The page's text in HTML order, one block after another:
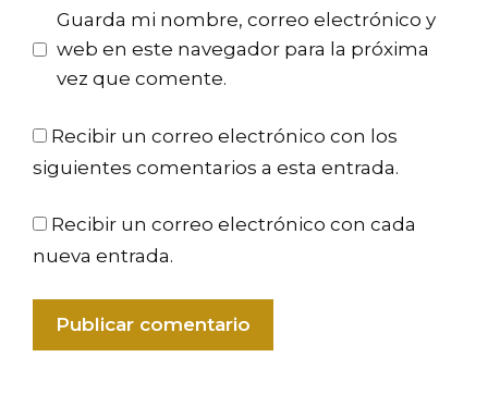
Guarda mi nombre, correo electrónico y
web en este navegador para la próxima
vez que comente.
Recibir un correo electrónico con los
siguientes comentarios a esta entrada.
Recibir un correo electrónico con cada
nueva entrada.